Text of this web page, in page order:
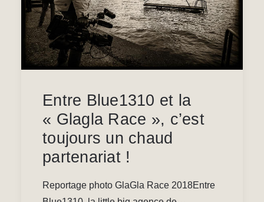
Entre Blue1310 et la
« Glagla Race », c’est
toujours un chaud
partenariat !
Reportage photo GlaGla Race 2018Entre